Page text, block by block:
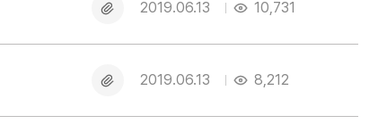
부
파
2019.06.13 10,731
부
파
2019.06.13 8,212